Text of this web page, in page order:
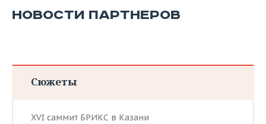
НОВОСТИ ПАРТНЕРОВ
Сюжеты
XVI саммит БРИКС в Казани